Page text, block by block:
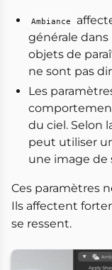
Ambiance
générale dans
objets de
ne sont pas
Les
du ciel. Selon
peut utiliser
une image de
Ces paramètres
Ils affectent
se ressent.